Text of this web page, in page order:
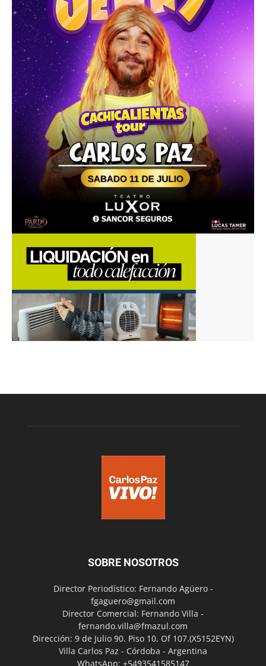
SOBRE NOSOTROS
Director Periodístico: Fernando Agüero -
fgaguero@gmail.com
Director Comercial: Fernando Villa -
fernando.villa@fmazul.com
Dirección: 9 de Julio 90. Piso 10. Of 107.(X5152EYN)
Villa Carlos Paz - Córdoba - Argentina
WhatsApp: +5493541585147